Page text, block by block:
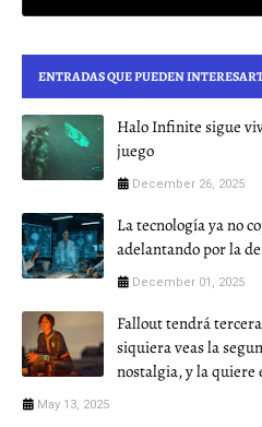
ENTRADAS QUE PUEDEN
Halo Infinite sigue
juego
December 26, 2025
La tecnología ya no
adelantando por la
December 01, 2025
Fallout tendrá
siquiera veas la
nostalgia, y la quiere
May 13, 2025